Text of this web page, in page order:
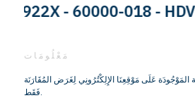
- 60000-018 -
مَعْلُومَات
المَوْجُودَة عَلَى مَوْقِعِنَا الإِلِكْتُرُونِي لِغَرَض المُقَارَنَة
فَقَط.